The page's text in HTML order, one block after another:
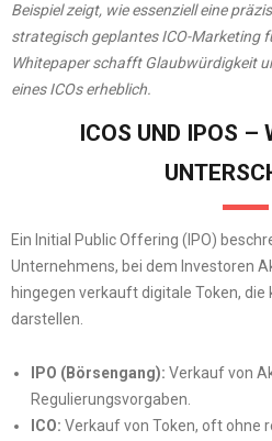
Beispiel zeigt, wie essenziell eine
strategisch geplantes ICO-Marketing
Whitepaper schafft Glaubwürdigkeit
eines ICOs erheblich.
ICOS UND IPOS –
Ein Initial Public Offering (IPO)
Unternehmens, bei dem Investoren
hingegen verkauft digitale Token,
darstellen.
IPO (Börsengang): Verkauf von
Regulierungsvorgaben.
ICO: Verkauf von Token, oft ohne